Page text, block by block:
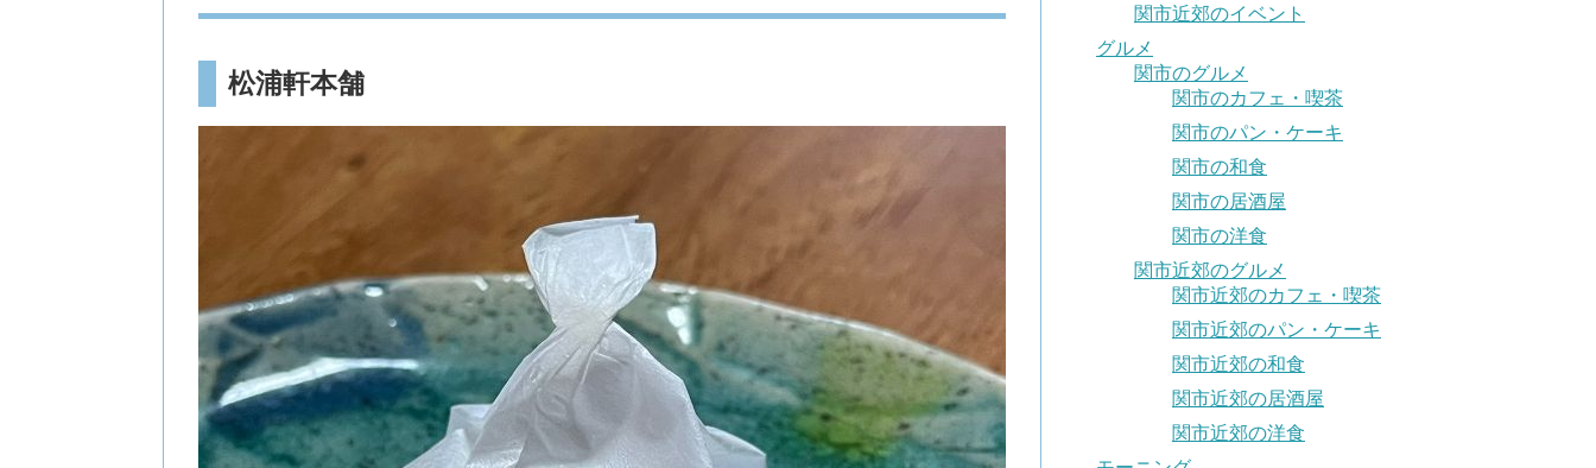
松浦軒本舗
関市近郊のイベント
グルメ
関市のグルメ
関市のカフェ・喫茶
関市のパン・ケーキ
関市の和食
関市の居酒屋
関市の洋食
関市近郊のグルメ
関市近郊のカフェ・喫茶
関市近郊のパン・ケーキ
関市近郊の和食
関市近郊の居酒屋
関市近郊の洋食